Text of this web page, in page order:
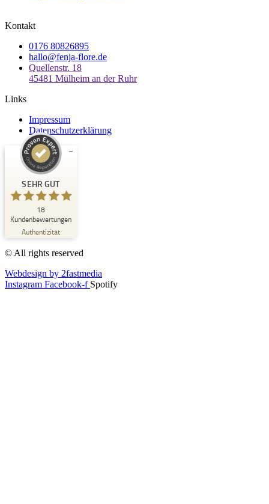
Kontakt
0176 80826895
hallo@fenja-flore.de
Quellenstr. 18
45481 Mülheim an der Ruhr
Links
Impressum
Datenschutzerklärung
SEHR GUT
18
Kundenbewertungen
Authentizität
Kundenbewertungen und Erfahrungen zu
SEHR GUT
5,00
/
5,00
Bewertungen auf
ProvenExpert.com
Bewertungen von
1
anderen Quelle
© All rights reserved
Webdesign by 2fastmedia
Instagram Facebook-f Spotify